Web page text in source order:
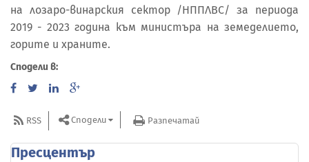
на лозаро-винарския сектор /НППЛВС/ за периода
2019 - 2023 година към министъра на земеделието,
горите и храните.
Сподели в:
RSS Сподели Разпечатай
Пресцентър